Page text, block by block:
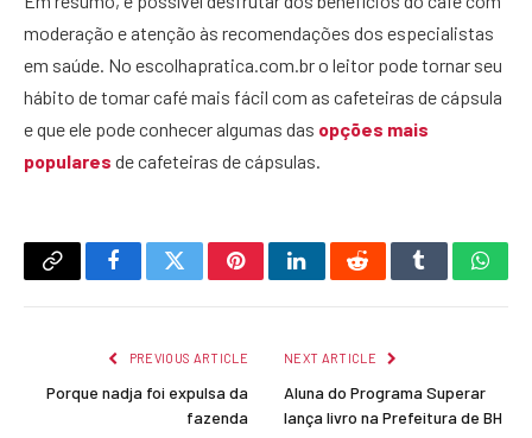
moderação e atenção às recomendações dos especialistas
em saúde. No escolhapratica.com.br o leitor pode tornar seu
hábito de tomar café mais fácil com as cafeteiras de cápsula
e que ele pode conhecer algumas das opções mais
populares de cafeteiras de cápsulas.
Copy
FacebookTwitterPinterestLinkedInRedditTumblr
PREVIOUS ARTICLE
Porque nadja foi expulsa da
fazenda
NEXT ARTICLE
Aluna do Programa Superar
lança livro na Prefeitura de BH